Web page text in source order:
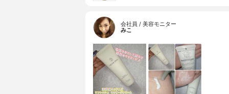
会社員 / 美容モニター
みこ